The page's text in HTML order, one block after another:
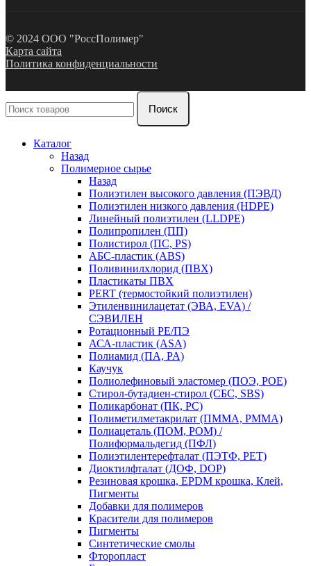
© 2024 ООО "РоссПолимер"
Карта сайта
Политика конфиденциальности
Поиск
Каталог
Назад
Полимерное сырье
Назад
Полиэтилен высокого давления (ПЭВД)
Полиэтилен низкого давления (HDPE)
Линейный полиэтилен (LLDPE)
Полипропилен (ПП)
Полистирол (ПС, PS)
АБС-пластик (ABS)
Поливинилхлорид (ПВХ)
Пластикаты ПВХ
PERT (термостойкий полиэтилен)
Этиленвинилацетат (ЭВА, EVA) /
СЭВИЛЕН
Ротационный PE/ПЭ
АСА-пластик (ASA)
Полиамид (ПА, PA)
Каучук
Полиолефиновый эластомер (ПОЭ, POE)
Стирол-бутадиен-стирол (СБС, SBS)
Поликарбонат (ПК, PC)
Полиметилметакрилат (ПММА, PMMA)
Полиацеталь (ПОМ, POM) /
Полиформальдегид (ПФЛ)
Полиэтилентерефталат (ПЭТФ, PET)
Диоктилфталат (ДОФ, DOP)
Резиновая крошка, EPDM крошка, Клей,
Пигменты
Добавки для полимеров
Красители для полимеров
Пигменты
Синтетические смолы
Фторопласт